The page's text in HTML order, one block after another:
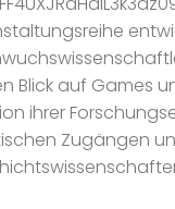
Blick auf Games
ihrer
Zugängen